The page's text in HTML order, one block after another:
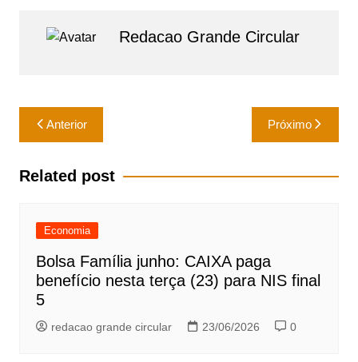
Redacao Grande Circular
Navegação
de
Post
Anterior Próximo
Related post
Economia
Bolsa Família junho: CAIXA paga
benefício nesta terça (23) para NIS final
5
redacao grande circular 23/06/2026 0